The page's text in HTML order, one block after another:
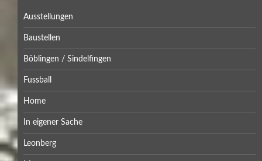
Ausstellungen
Baustellen
Böblingen / Sindelfingen
Fussball
Home
In eigener Sache
Leonberg